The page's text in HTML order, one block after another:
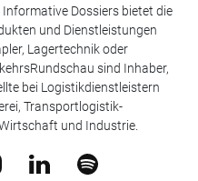
Informative Dossiers bietet die
und Dienstleistungen
Lagertechnik oder
sind Inhaber,
bei Logistikdienstleistern
Transportlogistik-
und Industrie.